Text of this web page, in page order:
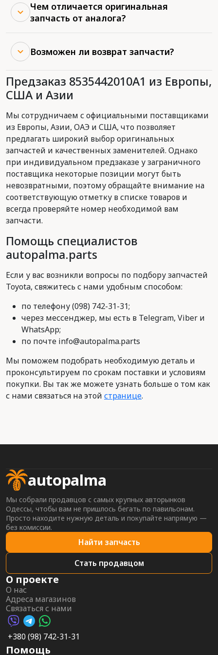
Чем отличается оригинальная
запчасть от аналога?
Возможен ли возврат запчасти?
Предзаказ 8535442010A1 из Европы,
США и Азии
Мы сотрудничаем с официальными поставщиками
из Европы, Азии, ОАЭ и США, что позволяет
предлагать широкий выбор оригинальных
запчастей и качественных заменителей. Однако
при индивидуальном предзаказе у заграничного
поставщика некоторые позиции могут быть
невозвратными, поэтому обращайте внимание на
соответствующую отметку в списке товаров и
всегда проверяйте номер необходимой вам
запчасти.
Помощь специалистов
autopalma.parts
Если у вас возникли вопросы по подбору запчастей
Toyota, свяжитесь с нами удобным способом:
по телефону (098) 742-31-31;
через мессенджер, мы есть в Telegram, Viber и
WhatsApp;
по почте info@autopalma.parts
Мы поможем подобрать необходимую деталь и
проконсультируем по срокам поставки и условиям
покупки. Вы так же можете узнать больше о том как
с нами связаться на этой странице.
autopalma
Мы собрали продавцов с самых крупных авторынков
Одессы, чтобы вам не пришлось бегать по павильонам.
Просто находите нужную деталь и покупайте напрямую —
без комиссии.
Найти запчасть
Стать продавцом
О проекте
О нас
Адреса магазинов
Связаться с нами
Viber AutoPalma
Telegram AutoPalma
WhatsApp AutoPalma
+380 (98) 742-31-31
Помощь